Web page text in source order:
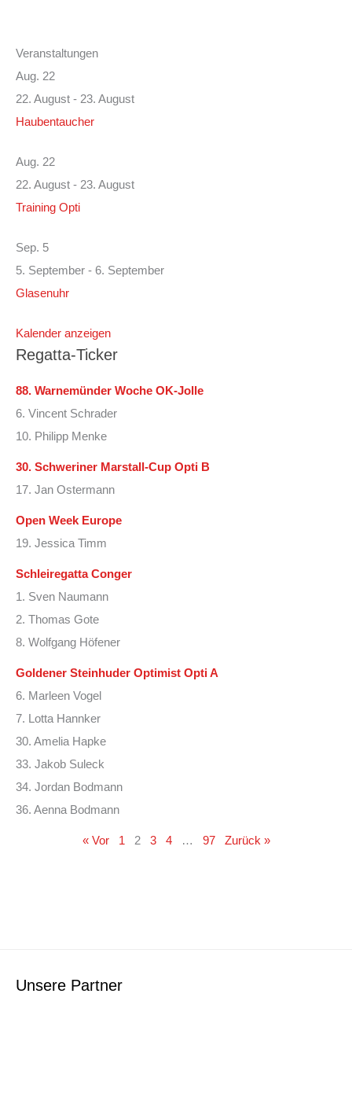
Veranstaltungen
Aug. 22
22. August - 23. August
Haubentaucher
Aug. 22
22. August - 23. August
Training Opti
Sep. 5
5. September - 6. September
Glasenuhr
Kalender anzeigen
Regatta-Ticker
88. Warnemünder Woche OK-Jolle
6. Vincent Schrader
10. Philipp Menke
30. Schweriner Marstall-Cup Opti B
17. Jan Ostermann
Open Week Europe
19. Jessica Timm
Schleiregatta Conger
1. Sven Naumann
2. Thomas Gote
8. Wolfgang Höfener
Goldener Steinhuder Optimist Opti A
6. Marleen Vogel
7. Lotta Hannker
30. Amelia Hapke
33. Jakob Suleck
34. Jordan Bodmann
36. Aenna Bodmann
« Vor 1 2 3 4 … 97 Zurück »
Unsere Partner